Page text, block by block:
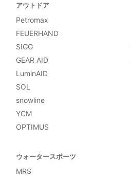
アウトドア
Petromax
FEUERHAND
SIGG
GEAR AID
LuminAID
SOL
snowline
YCM
OPTIMUS
ウォータースポーツ
MRS